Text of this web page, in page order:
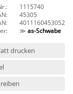
1115740
45305
4011160453052
≫ as-Schwabe
drucken